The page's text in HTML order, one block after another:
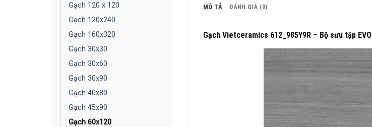
Gạch 120 x 120
Gạch 120x240
Gạch 160x320
Gạch 30x30
Gạch 30x60
Gạch 30x90
Gạch 40x80
Gạch 45x90
Gạch 60x120
MÔ TẢ ĐÁNH GIÁ (0)
Gạch Vietceramics 612_985Y9R – Bộ sưu tập